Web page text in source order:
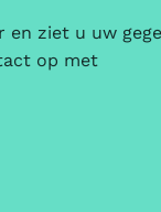
en ziet u uw
op met